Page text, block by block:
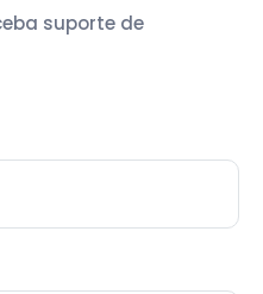
suporte de